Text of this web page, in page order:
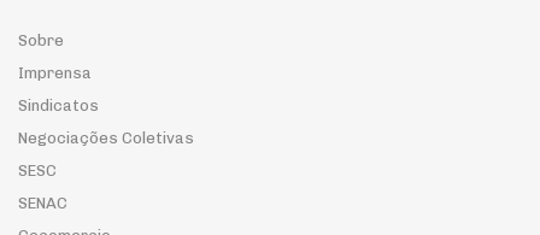
Sobre
Imprensa
Sindicatos
Negociações Coletivas
SESC
SENAC